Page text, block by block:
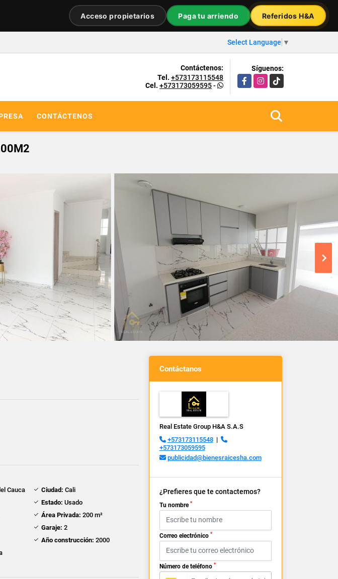
Acceso propietarios Paga tu arriendo Referidos H&A
Select Language ▼
Contáctenos:
Tel. +573173115548
Cel. +573173059595-
Síguenos:
FacebookInstagram
TikTok
CONTÁCTENOS
Cauca Ciudad: Cali
Estado: Usado
Área Privada: 200 m²
Garaje: 2
Año construcción: 2000
Contáctanos
Real Estate Group H&A S.A.S
+573173115548|
+573173059595
publicidad@bienesraicesha.com
¿Prefieres que te contactemos?
Tu nombre *
Correo electrónico *
Número de teléfono *